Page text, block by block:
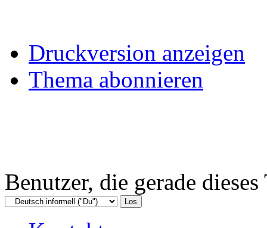
Druckversion anzeigen
Thema abonnieren
Benutzer, die gerade